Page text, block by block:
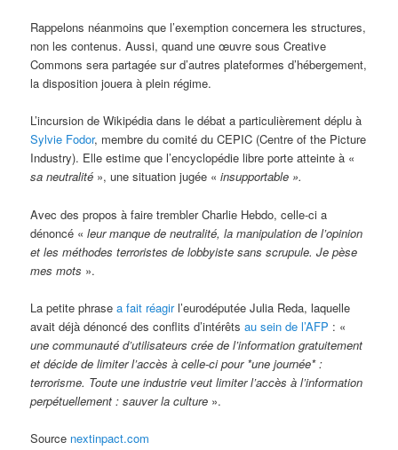
Rappelons néanmoins que l’exemption concernera les structures,
non les contenus. Aussi, quand une œuvre sous Creative
Commons sera partagée sur d’autres plateformes d’hébergement,
la disposition jouera à plein régime.
L’incursion de Wikipédia dans le débat a particulièrement déplu à
Sylvie Fodor, membre du comité du CEPIC (Centre of the Picture
Industry). Elle estime que l’encyclopédie libre porte atteinte à «
sa neutralité », une situation jugée «insupportable ».
Avec des propos à faire trembler Charlie Hebdo, celle-ci a
dénoncé «leur manque de neutralité, la manipulation de l’opinion
et les méthodes terroristes de lobbyiste sans scrupule. Je pèse
mes mots ».
La petite phrase a fait réagirl’eurodéputée Julia Reda, laquelle
avait déjà dénoncé des conflits d’intérêtsau sein de l’AFP : «
une communauté d’utilisateurs crée de l’information gratuitement
et décide de limiter l’accès à celle-ci pour *une journée* :
terrorisme. Toute une industrie veut limiter l’accès à l’information
perpétuellement : sauver la culture ».
Source nextinpact.com